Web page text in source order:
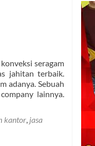
seragam
jahitan terbaik.
adanya. Sebuah
lainnya.
kantor, jasa